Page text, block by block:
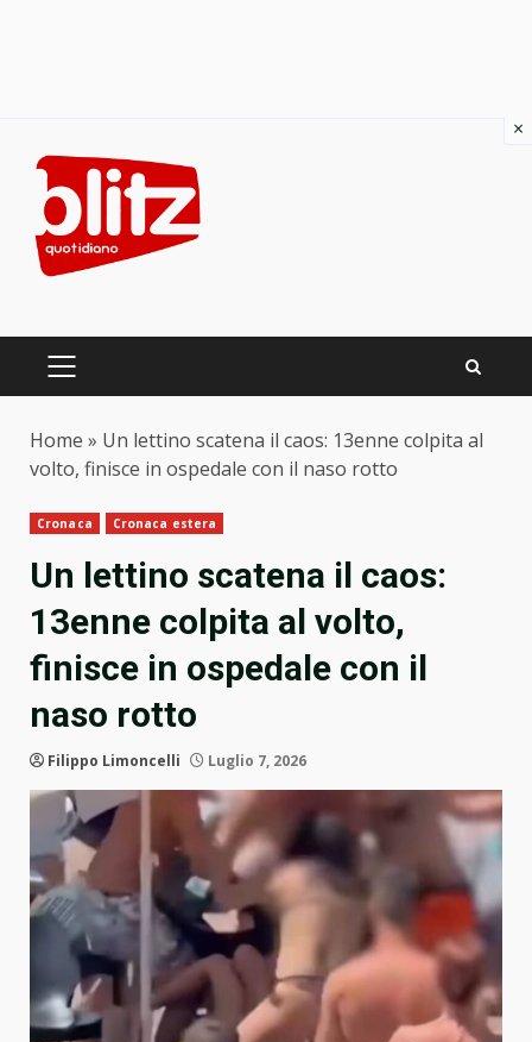
content
PRIMARY
Home » Un lettino scatena il caos: 13enne colpita al
volto, finisce in ospedale con il naso rotto
Cronaca Cronaca estera
Un lettino scatena il caos:
13enne colpita al volto,
finisce in ospedale con il
naso rotto
Filippo Limoncelli Luglio 7, 2026
×